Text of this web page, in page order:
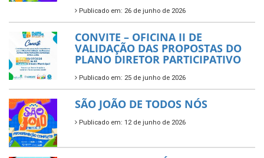
Publicado em: 26 de junho de 2026
CONVITE – OFICINA II DE
VALIDAÇÃO DAS PROPOSTAS DO
PLANO DIRETOR PARTICIPATIVO
Publicado em: 25 de junho de 2026
SÃO JOÃO DE TODOS NÓS
Publicado em: 12 de junho de 2026